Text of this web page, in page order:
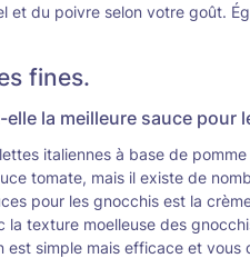
et du poivre selon votre goût.
fines.
la meilleure sauce pour
italiennes à base de
tomate, mais il existe de
pour les gnocchis est la
texture moelleuse des
simple mais efficace et vous